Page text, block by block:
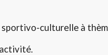
culturelle à